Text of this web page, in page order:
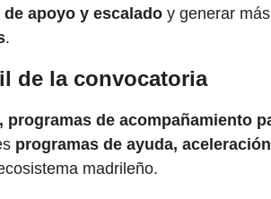
apoyo y escalado y generar
.
de la convocatoria
programas de acompañamiento
programas de ayuda,
madrileño.